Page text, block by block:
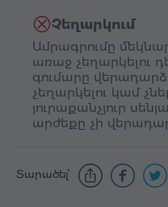
Չեղարկում
Ամրագրումը
առաջ չեղարկելու
գումարը
չեղարկելու կամ
յուրաքանչյուր
արժեքը չի
Տարածել՝